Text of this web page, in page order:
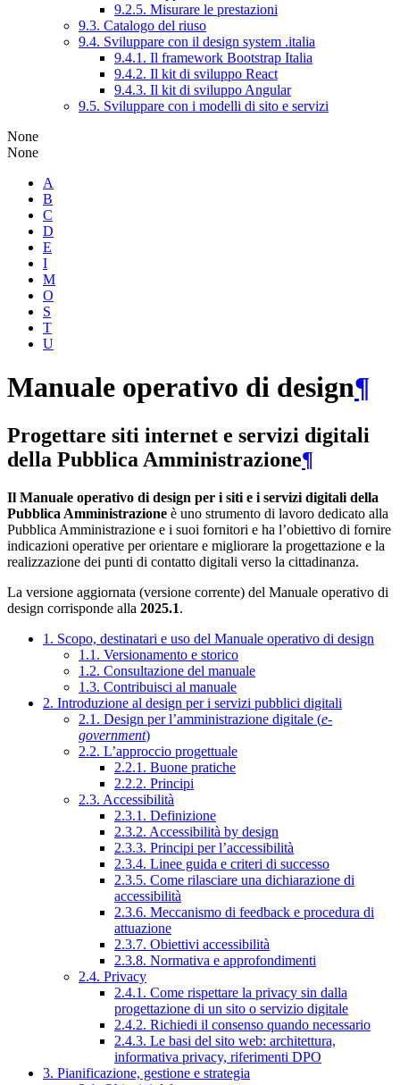
9.2.5. Misurare le prestazioni
9.3. Catalogo del riuso
9.4. Sviluppare con il design system .italia
9.4.1. Il framework Bootstrap Italia
9.4.2. Il kit di sviluppo React
9.4.3. Il kit di sviluppo Angular
9.5. Sviluppare con i modelli di sito e servizi
None
None
A
B
C
D
E
I
M
O
S
T
U
Manuale operativo di design¶
Progettare siti internet e servizi digitali
della Pubblica Amministrazione¶
Il Manuale operativo di design per i siti e i servizi digitali della
Pubblica Amministrazione è uno strumento di lavoro dedicato alla
Pubblica Amministrazione e i suoi fornitori e ha l’obiettivo di fornire
indicazioni operative per orientare e migliorare la progettazione e la
realizzazione dei punti di contatto digitali verso la cittadinanza.
La versione aggiornata (versione corrente) del Manuale operativo di
design corrisponde alla 2025.1.
1. Scopo, destinatari e uso del Manuale operativo di design
1.1. Versionamento e storico
1.2. Consultazione del manuale
1.3. Contribuisci al manuale
2. Introduzione al design per i servizi pubblici digitali
2.1. Design per l’amministrazione digitale (e-
government)
2.2. L’approccio progettuale
2.2.1. Buone pratiche
2.2.2. Principi
2.3. Accessibilità
2.3.1. Definizione
2.3.2. Accessibilità by design
2.3.3. Principi per l’accessibilità
2.3.4. Linee guida e criteri di successo
2.3.5. Come rilasciare una dichiarazione di
accessibilità
2.3.6. Meccanismo di feedback e procedura di
attuazione
2.3.7. Obiettivi accessibilità
2.3.8. Normativa e approfondimenti
2.4. Privacy
2.4.1. Come rispettare la privacy sin dalla
progettazione di un sito o servizio digitale
2.4.2. Richiedi il consenso quando necessario
2.4.3. Le basi del sito web: architettura,
informativa privacy, riferimenti DPO
3. Pianificazione, gestione e strategia